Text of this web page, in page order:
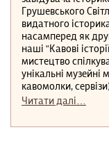
Грушевського
видатного
насамперед як
наші “Кавові
мистецтво
унікальні музейні
кавомолки,
Читати далі…